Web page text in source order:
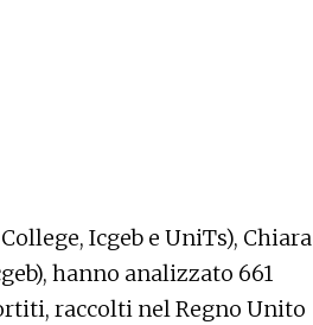
Icgeb e UniTs), Chiara
hanno analizzato 661
raccolti nel Regno Unito